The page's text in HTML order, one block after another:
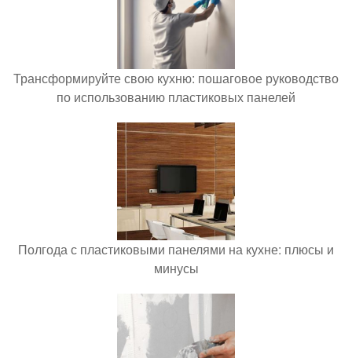
Трансформируйте свою кухню: пошаговое руководство
по использованию пластиковых панелей
Полгода с пластиковыми панелями на кухне: плюсы и
минусы